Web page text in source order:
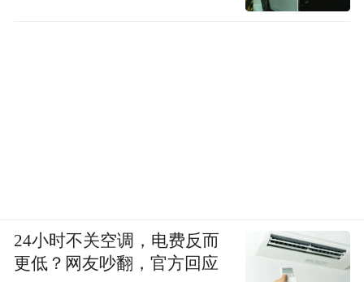
24小时不关空调，电费反而
更低？网友吵翻，官方回应